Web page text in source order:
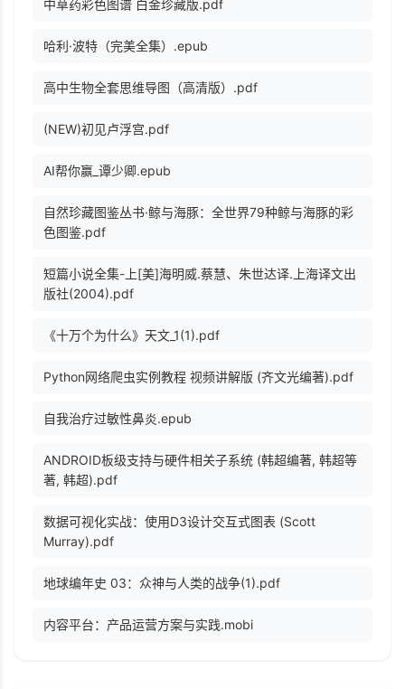
中草药彩色图谱 白金珍藏版.pdf
哈利·波特（完美全集）.epub
高中生物全套思维导图（高清版）.pdf
(NEW)初见卢浮宫.pdf
AI帮你赢_谭少卿.epub
自然珍藏图鉴丛书·鲸与海豚：全世界79种鲸与海豚的彩
色图鉴.pdf
短篇小说全集-上[美]海明威.蔡慧、朱世达译.上海译文出
版社(2004).pdf
《十万个为什么》天文_1(1).pdf
Python网络爬虫实例教程 视频讲解版 (齐文光编著).pdf
自我治疗过敏性鼻炎.epub
ANDROID板级支持与硬件相关子系统 (韩超编著, 韩超等
著, 韩超).pdf
数据可视化实战：使用D3设计交互式图表 (Scott
Murray).pdf
地球编年史 03：众神与人类的战争(1).pdf
内容平台：产品运营方案与实践.mobi